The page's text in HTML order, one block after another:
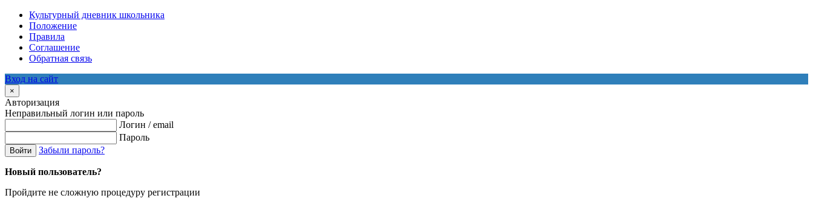
Культурный дневник школьника
Положение
Правила
Соглашение
Обратная связь
Вход на сайт
×
Авторизация
Неправильный логин или пароль
Логин / email
Пароль
Войти Забыли пароль?
Новый пользователь?
Пройдите не сложную процедуру регистрации